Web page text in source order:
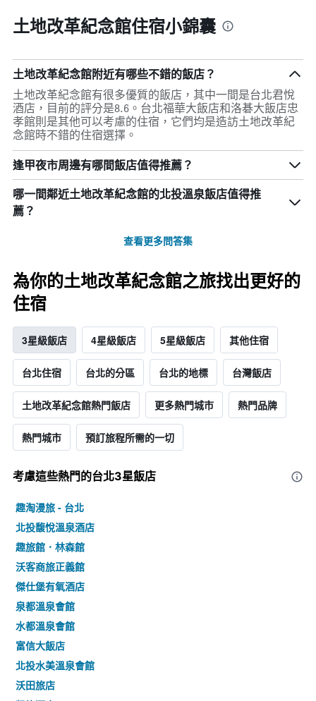
土地改革紀念館住宿小錦囊
土地改革紀念館附近有哪些不錯的飯店？
土地改革紀念館有很多優質的飯店，其中一間是台北君悅
酒店，目前的評分是8.6。台北福華大飯店和洛碁大飯店忠
孝館則是其他可以考慮的住宿，它們均是造訪土地改革紀
念館時不錯的住宿選擇。
逢甲夜市周邊有哪間飯店值得推薦？
哪一間鄰近土地改革紀念館的北投溫泉飯店值得推
薦？
查看更多問答集
為你的土地改革紀念館之旅找出更好的
住宿
3星級飯店 4星級飯店 5星級飯店 其他住宿
台北住宿 台北的分區 台北的地標 台灣飯店
土地改革紀念館熱門飯店 更多熱門城市 熱門品牌
熱門城市 預訂旅程所需的一切
考慮這些熱門的台北3星​飯店
趣淘漫旅 - 台北
北投馥悅溫泉酒店
趣旅館．林森館
沃客商旅正義館
傑仕堡有氧酒店
泉都溫泉會館
水都溫泉會館
富信大飯店
北投水美溫泉會館
沃田旅店